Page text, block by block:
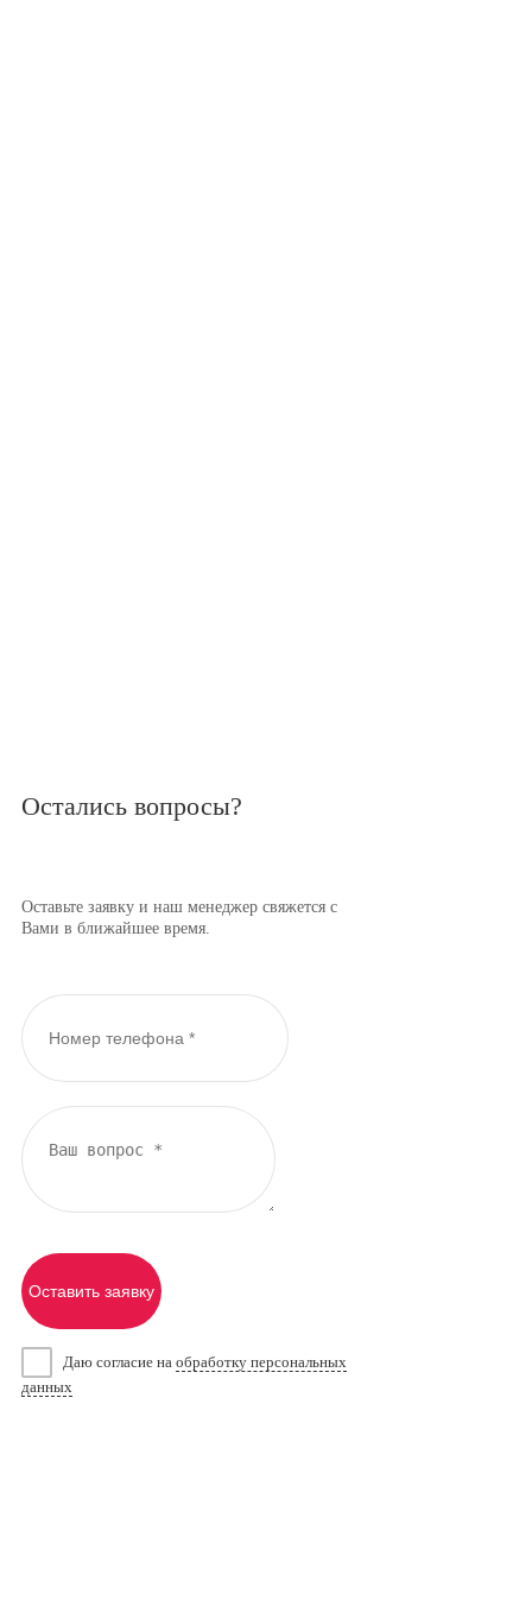
Остались вопросы?
Оставьте заявку и наш менеджер свяжется с
Вами в ближайшее время.
Оставить заявку
Даю согласие на обработку персональных
данных